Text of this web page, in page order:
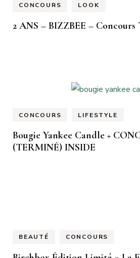
CONCOURS LOOK
2 ANS – BIZZBEE –
CONCOURS LIFESTYLE
Bougie Yankee Candle +
(TERMINÉ) INSIDE
BEAUTÉ CONCOURS